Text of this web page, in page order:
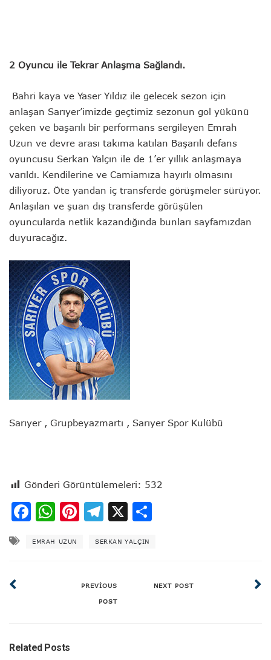
2 Oyuncu ile Tekrar Anlaşma Sağlandı.
Bahri kaya ve Yaser Yıldız ile gelecek sezon için
anlaşan Sarıyer’imizde geçtimiz sezonun gol yükünü
çeken ve başarılı bir performans sergileyen Emrah
Uzun ve devre arası takıma katılan Başarılı defans
oyuncusu Serkan Yalçın ile de 1’er yıllık anlaşmaya
varıldı. Kendilerine ve Camiamıza hayırlı olmasını
diliyoruz. Öte yandan iç transferde görüşmeler sürüyor.
Anlaşılan ve şuan dış transferde görüşülen
oyuncularda netlik kazandığında bunları sayfamızdan
duyuracağız.
Sarıyer , Grupbeyazmartı , Sarıyer Spor Kulübü
Gönderi Görüntülemeleri: 532
Facebook
WhatsApp
Pinterest
Telegram
X
EMRAH UZUN SERKAN YALÇIN
PREVIOUS
POST
NEXT POST
Related Posts